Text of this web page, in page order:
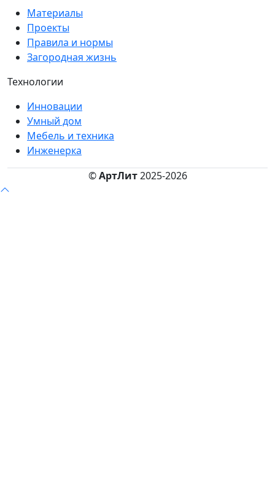
Материалы
Проекты
Правила и нормы
Загородная жизнь
Технологии
Инновации
Умный дом
Мебель и техника
Инженерка
©АртЛит2025-2026